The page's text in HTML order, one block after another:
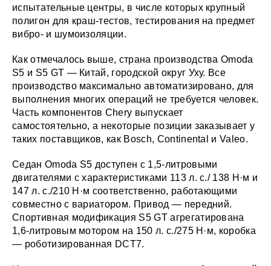
испытательные центры, в числе которых крупный
полигон для краш-тестов, тестирования на предмет
вибро- и шумоизоляции.
Как отмечалось выше, страна производства Omoda
S5 и S5 GT — Китай, городской округ Уху. Все
производство максимально автоматизировано, для
выполнения многих операций не требуется человек.
Часть компонентов Chery выпускает
самостоятельно, а некоторые позиции заказывает у
таких поставщиков, как Bosch, Continental и Valeo.
Седан Omoda S5 доступен с 1,5-литровыми
двигателями с характеристиками 113 л. с./ 138 Н·м и
147 л. с./210 Н·м соответственно, работающими
совместно с вариатором. Привод — передний.
Спортивная модификация S5 GT агрегатирована
1,6-литровым мотором на 150 л. с./275 Н·м, коробка
— роботизированная DCT7.